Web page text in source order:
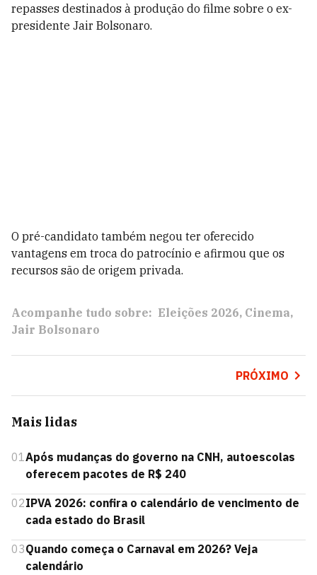
repasses destinados à produção do filme sobre o ex-
presidente Jair Bolsonaro.
O pré-candidato também negou ter oferecido
vantagens em troca do patrocínio e afirmou que os
recursos são de origem privada.
Acompanhe tudo sobre: Eleições 2026 Cinema
Jair Bolsonaro
PRÓXIMO
Mais lidas
01Após mudanças do governo na CNH, autoescolas
oferecem pacotes de R$ 240
02IPVA 2026: confira o calendário de vencimento de
cada estado do Brasil
03Quando começa o Carnaval em 2026? Veja
calendário